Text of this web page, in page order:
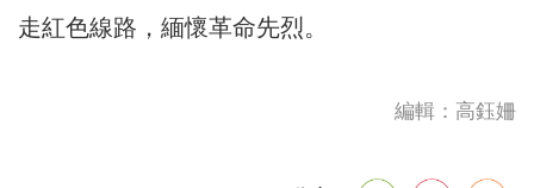
走紅色線路，緬懷革命先烈。
編輯：高鈺姍